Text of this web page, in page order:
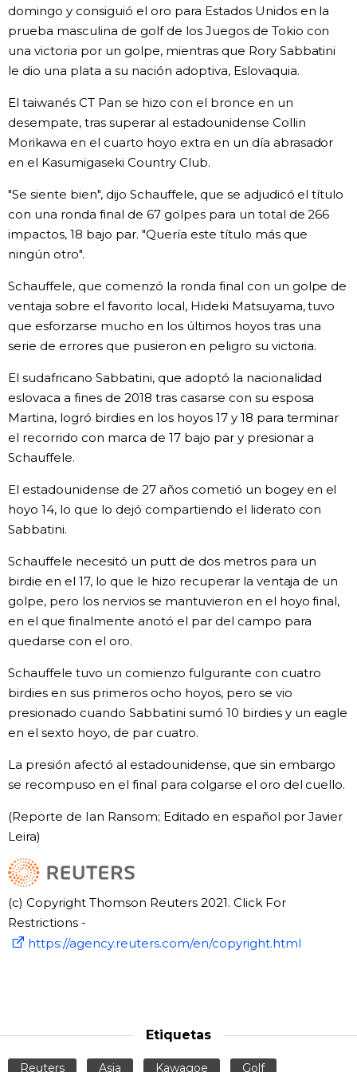
Gente
Blog
Tokio
Avisos
domingo y consiguió el oro para Estados Unidos en la
prueba masculina de golf de los Juegos de Tokio con
una victoria por un golpe, mientras que Rory Sabbatini
le dio una plata a su nación adoptiva, Eslovaquia.
El taiwanés CT Pan se hizo con el bronce en un
desempate, tras superar al estadounidense Collin
Morikawa en el cuarto hoyo extra en un día abrasador
en el Kasumigaseki Country Club.
"Se siente bien", dijo Schauffele, que se adjudicó el título
con una ronda final de 67 golpes para un total de 266
impactos, 18 bajo par. "Quería este título más que
ningún otro".
Schauffele, que comenzó la ronda final con un golpe de
ventaja sobre el favorito local, Hideki Matsuyama, tuvo
que esforzarse mucho en los últimos hoyos tras una
serie de errores que pusieron en peligro su victoria.
El sudafricano Sabbatini, que adoptó la nacionalidad
eslovaca a fines de 2018 tras casarse con su esposa
Martina, logró birdies en los hoyos 17 y 18 para terminar
el recorrido con marca de 17 bajo par y presionar a
Schauffele.
El estadounidense de 27 años cometió un bogey en el
hoyo 14, lo que lo dejó compartiendo el liderato con
Sabbatini.
Schauffele necesitó un putt de dos metros para un
birdie en el 17, lo que le hizo recuperar la ventaja de un
golpe, pero los nervios se mantuvieron en el hoyo final,
en el que finalmente anotó el par del campo para
quedarse con el oro.
Schauffele tuvo un comienzo fulgurante con cuatro
birdies en sus primeros ocho hoyos, pero se vio
presionado cuando Sabbatini sumó 10 birdies y un eagle
en el sexto hoyo, de par cuatro.
La presión afectó al estadounidense, que sin embargo
se recompuso en el final para colgarse el oro del cuello.
(Reporte de Ian Ransom; Editado en español por Javier
Leira)
(c) Copyright Thomson Reuters 2021. Click For
Restrictions -
https://agency.reuters.com/en/copyright.html
Etiquetas
Reuters Asia Kawagoe Golf